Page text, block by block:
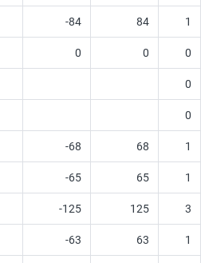
-84 84 1
0 0 0
0
0
-68 68 1
-65 65 1
-125 125 3
-63 63 1